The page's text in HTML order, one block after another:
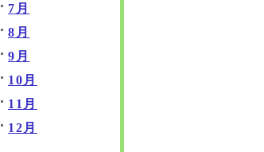
7月
8月
9月
10月
11月
12月